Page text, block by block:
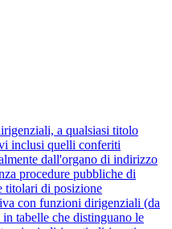
a qualsiasi titolo
inclusi quelli conferiti
dall'organo di indirizzo
procedure pubbliche di
titolari di posizione
con funzioni dirigenziali (da
tabelle che distinguano le